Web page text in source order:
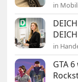
in
in
GTA